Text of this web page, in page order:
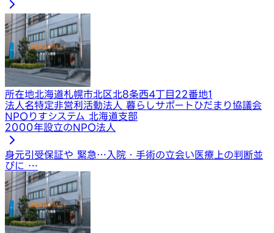
所在地北海道札幌市北区北8条西4丁目22番地1
法人名特定非営利活動法人 暮らしサポートひだまり協議会
NPOりすシステム 北海道支部
2000年設立のNPO法人
身元引受保証や 緊急… 入院・手術の立会い医療上の判断並
びに …